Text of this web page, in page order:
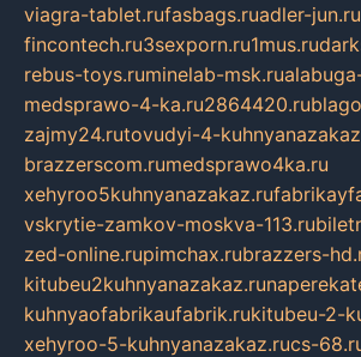
viagra-tablet.rufasbags.ruadler-jun.ru
fincontech.ru3sexporn.ru1mus.ru
rebus-toys.ruminelab-msk.ru
medsprawo-4-ka.ru2864420.ru
zajmy24.rutovudyi-4-
brazzerscom.rumedsprawo4ka.ru
xehyroo5kuhnyanazakaz.ru
vskrytie-zamkov-moskva-113.ru
zed-online.rupimchax.rubrazzers-
kitubeu2kuhnyanazakaz.ru
kuhnyaofabrikaufabrik.rukitubeu-2-
xehyroo-5-kuhnyanazakaz.rucs-